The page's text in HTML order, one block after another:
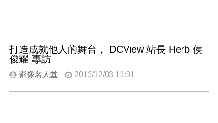
打造成就他人的舞台， DCView 站長 Herb 侯
俊耀 專訪
影像名人堂 2013/12/03 11:01